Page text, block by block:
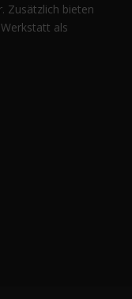
Zusätzlich bieten
als